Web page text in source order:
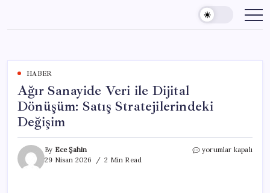
content
HABER
Ağır Sanayide Veri ile Dijital
Dönüşüm: Satış Stratejilerindeki
Değişim
By Ece Şahin
29 Nisan 2026
2 Min Read
Ağır
yorumlar kapalı